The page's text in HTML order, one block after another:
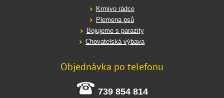
Krmivo rádce
Plemena psů
Bojujeme s parazity
Chovatelská výbava
Objednávka po telefonu
739 854 814